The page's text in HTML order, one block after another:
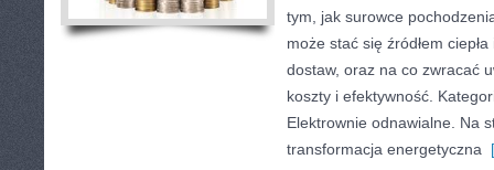
tym, jak surowce
może stać się źródłem
dostaw, oraz na co zwracać
koszty i efektywność.
Elektrownie odnawialne. Na
transformacja energetyczna